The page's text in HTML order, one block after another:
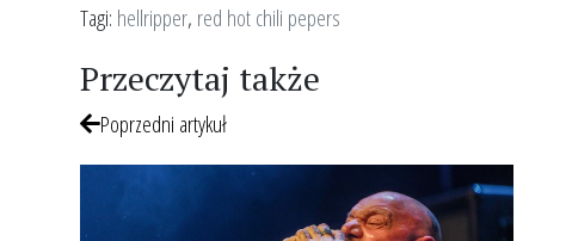
Tagi: hellripper, red hot chili pepers
Przeczytaj także
Poprzedni artykuł